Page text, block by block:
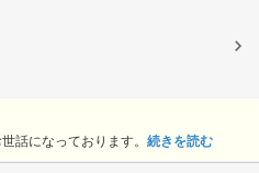
話になっております。 続きを読む